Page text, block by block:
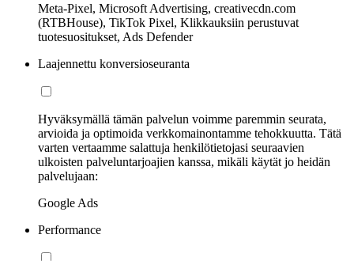
Meta-Pixel, Microsoft Advertising, creativecdn.com
(RTBHouse), TikTok Pixel, Klikkauksiin perustuvat
tuotesuositukset, Ads Defender
Laajennettu konversioseuranta
Hyväksymällä tämän palvelun voimme paremmin seurata,
arvioida ja optimoida verkkomainontamme tehokkuutta. Tätä
varten vertaamme salattuja henkilötietojasi seuraavien
ulkoisten palveluntarjoajien kanssa, mikäli käytät jo heidän
palvelujaan:
Google Ads
Performance